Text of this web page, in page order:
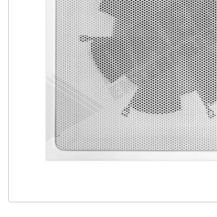
ETC , Accessories
[악세서리]